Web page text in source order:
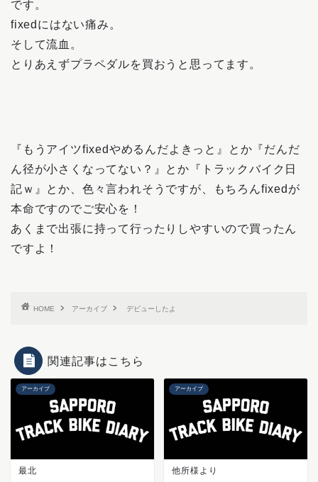
です。
fixedにはない痛み。
そして流血。
とりあえずプラペダルを買おうと思ってます。
『もうアイツfixedやめるんだよきっと』とか『だんだ
ん径が小さくなってない？』とか『トラックバイク日
記ｗ』とか、色々言われそうですが、もちろんfixedが
本命ですのでご安心を！
あくまで出張に持って行ったりしやすいので買ったん
ですよ！
HOME アーカイブ デビューしたよ
関連記事はこちら
アーカイブ
最北
アーカイブ
他所様より